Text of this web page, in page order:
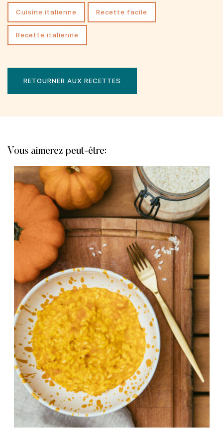
cuisine italienne recette facile
recette italienne
RETOURNER AUX RECETTES
Vous aimerez peut-être: